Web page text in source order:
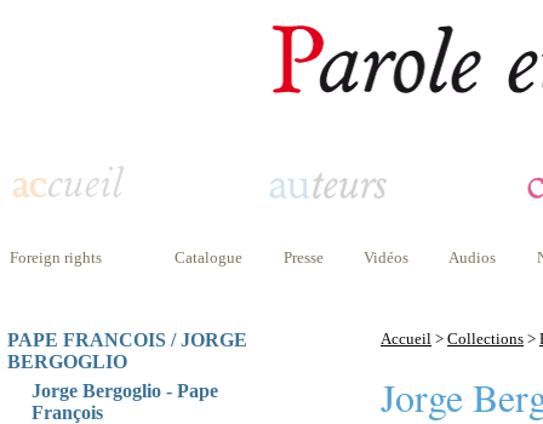
Foreign rights Catalogue Presse Vidéos Audios
PAPE FRANCOIS / JORGE
BERGOGLIO
Jorge Bergoglio - Pape
François
Accueil > Collections >
Jorge